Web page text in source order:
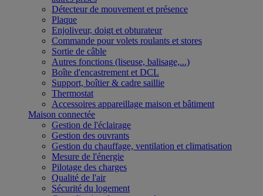
Détecteur de mouvement et présence
Plaque
Enjoliveur, doigt et obturateur
Commande pour volets roulants et stores
Sortie de câble
Autres fonctions (liseuse, balisage,...)
Boîte d'encastrement et DCL
Support, boîtier & cadre saillie
Thermostat
Accessoires appareillage maison et bâtiment
Maison connectée
Gestion de l'éclairage
Gestion des ouvrants
Gestion du chauffage, ventilation et climatisation
Mesure de l'énergie
Pilotage des charges
Qualité de l'air
Sécurité du logement